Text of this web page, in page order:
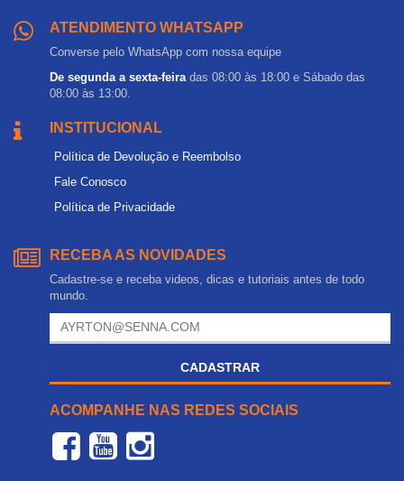
ATENDIMENTO WHATSAPP
Converse pelo WhatsApp com nossa equipe
De segunda a sexta-feira das 08:00 às 18:00 e Sábado das
08:00 às 13:00.
INSTITUCIONAL
Política de Devolução e Reembolso
Fale Conosco
Política de Privacidade
RECEBA AS NOVIDADES
Cadastre-se e receba videos, dicas e tutoriais antes de todo
mundo.
CADASTRAR
ACOMPANHE NAS REDES SOCIAIS